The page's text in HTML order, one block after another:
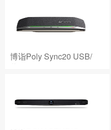
博诣Poly Sync20 USB/
蓝牙